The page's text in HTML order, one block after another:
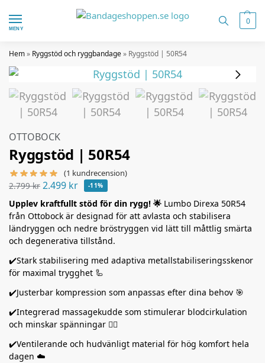
MENY
0
Hem» Ryggstöd och ryggbandage» Ryggstöd | 50R54
OTTOBOCK
Ryggstöd | 50R54
(1 kundrecension)
2.799kr 2.499 kr -11%
Upplev kraftfullt stöd för din rygg! 🌟 Lumbo Direxa 50R54
från Ottobock är designad för att avlasta och stabilisera
ländryggen och nedre bröstryggen vid lätt till måttlig smärta
och degenerativa tillstånd.
✔️Stark stabilisering med adaptiva metallstabiliseringsskenor
för maximal trygghet 🦾
✔️Justerbar kompression som anpassas efter dina behov 🎯
✔️Integrerad massagekudde som stimulerar blodcirkulation
och minskar spänningar 💆‍♂️
✔️Ventilerande och hudvänligt material för hög komfort hela
dagen ☁️